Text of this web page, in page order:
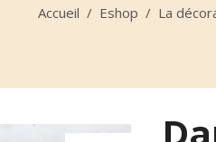
Accueil / Eshop / La